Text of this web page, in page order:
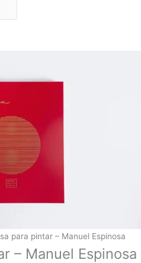
para pintar – Manuel Espinosa
– Manuel Espinosa